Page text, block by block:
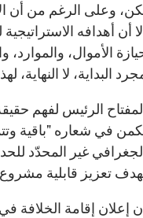
وعلى الرغم من أن
أن أهدافه
الأموال،
البداية، لا النهاية،
الرئيس لفهم
في شعاره "باقية
غير المحدّد
تعزيز قابلية مشروع